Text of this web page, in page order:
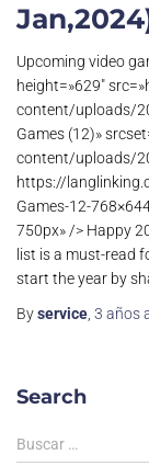
Upcoming video
height=»629″
content/uploads/
Games (12)»
content/uploads/
https://
Games-12-
750px» /> Happy
list is a must-read
start the year by
Byservice 3 años
Search
Buscar …